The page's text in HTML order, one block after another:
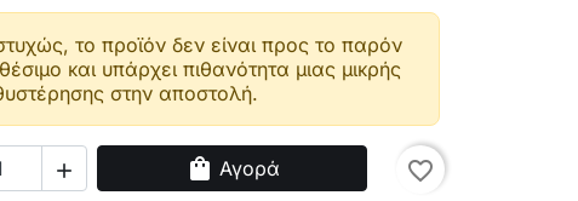
το προϊόν δεν είναι προς το παρόν
και υπάρχει πιθανότητα μιας μικρής
στην αποστολή.
 shopping_bag Αγορά favorite_border